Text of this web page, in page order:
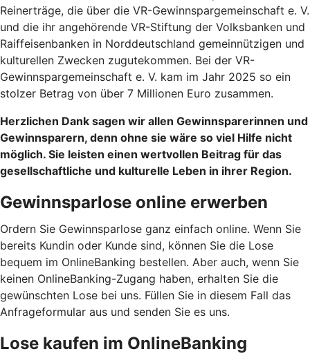
Reinerträge, die über die VR-Gewinnspargemeinschaft e. V.
und die ihr angehörende VR-Stiftung der Volksbanken und
Raiffeisenbanken in Norddeutschland gemeinnützigen und
kulturellen Zwecken zugutekommen. Bei der VR-
Gewinnspargemeinschaft e. V. kam im Jahr 2025 so ein
stolzer Betrag von über 7 Millionen Euro zusammen.
Herzlichen Dank sagen wir allen Gewinnsparerinnen und
Gewinnsparern, denn ohne sie wäre so viel Hilfe nicht
möglich. Sie leisten einen wertvollen Beitrag für das
gesellschaftliche und kulturelle Leben in ihrer Region.
Gewinnsparlose online erwerben
Ordern Sie Gewinnsparlose ganz einfach online. Wenn Sie
bereits Kundin oder Kunde sind, können Sie die Lose
bequem im OnlineBanking bestellen. Aber auch, wenn Sie
keinen OnlineBanking-Zugang haben, erhalten Sie die
gewünschten Lose bei uns. Füllen Sie in diesem Fall das
Anfrageformular aus und senden Sie es uns.
Lose kaufen im OnlineBanking